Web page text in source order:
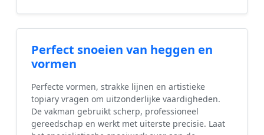
Perfect snoeien van heggen en
vormen
Perfecte vormen, strakke lijnen en artistieke
topiary vragen om uitzonderlijke vaardigheden.
De vakman gebruikt scherp, professioneel
gereedschap en werkt met uiterste precisie. Laat